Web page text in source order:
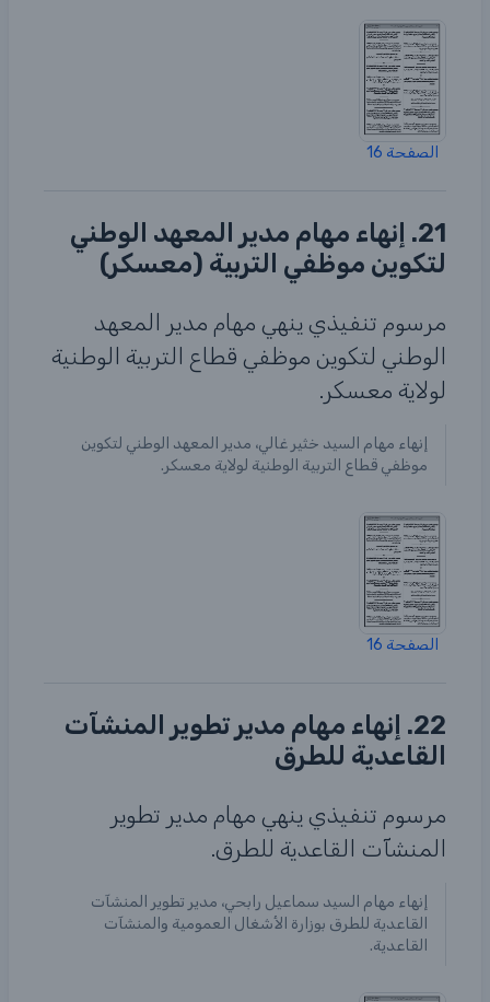
الصفحة 16
21. إنهاء مهام مدير المعهد الوطني
لتكوين موظفي التربية (معسكر)
مرسوم تنفيذي ينهي مهام مدير المعهد
الوطني لتكوين موظفي قطاع التربية الوطنية
لولاية معسكر.
إنهاء مهام السيد خثير غالي، مدير المعهد الوطني لتكوين
موظفي قطاع التربية الوطنية لولاية معسكر.
الصفحة 16
22. إنهاء مهام مدير تطوير المنشآت
القاعدية للطرق
مرسوم تنفيذي ينهي مهام مدير تطوير
المنشآت القاعدية للطرق.
إنهاء مهام السيد سماعيل رابحي، مدير تطوير المنشآت
القاعدية للطرق بوزارة الأشغال العمومية والمنشآت
القاعدية.